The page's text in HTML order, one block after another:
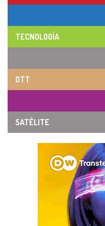
TECNOLOGÍA
OTT
SATÉLITE